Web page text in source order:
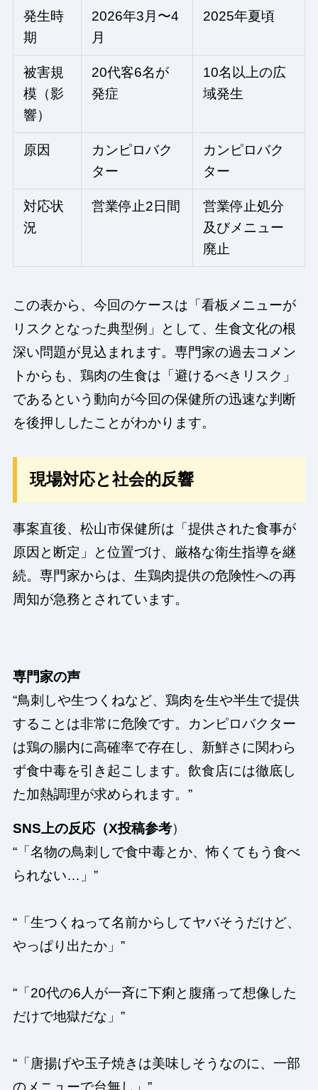
発生時
期
2026年3月〜4
月
2025年夏頃
被害規
模（影
響）
20代客6名が
発症
10名以上の広
域発生
原因
カンピロバク
ター
カンピロバク
ター
対応状
況
営業停止2日間
営業停止処分
及びメニュー
廃止
この表から、今回のケースは「看板メニューが
リスクとなった典型例」として、生食文化の根
深い問題が見込まれます。専門家の過去コメン
トからも、鶏肉の生食は「避けるべきリスク」
であるという動向が今回の保健所の迅速な判断
を後押ししたことがわかります。
現場対応と社会的反響
事案直後、松山市保健所は「提供された食事が
原因と断定」と位置づけ、厳格な衛生指導を継
続。専門家からは、生鶏肉提供の危険性への再
周知が急務とされています。
専門家の声
“鳥刺しや生つくねなど、鶏肉を生や半生で提供
することは非常に危険です。カンピロバクター
は鶏の腸内に高確率で存在し、新鮮さに関わら
ず食中毒を引き起こします。飲食店には徹底し
た加熱調理が求められます。”
SNS上の反応（X投稿参考）
“「名物の鳥刺しで食中毒とか、怖くてもう食べ
られない…」”
“「生つくねって名前からしてヤバそうだけど、
やっぱり出たか」”
“「20代の6人が一斉に下痢と腹痛って想像した
だけで地獄だな」”
“「唐揚げや玉子焼きは美味しそうなのに、一部
のメニューで台無し」”